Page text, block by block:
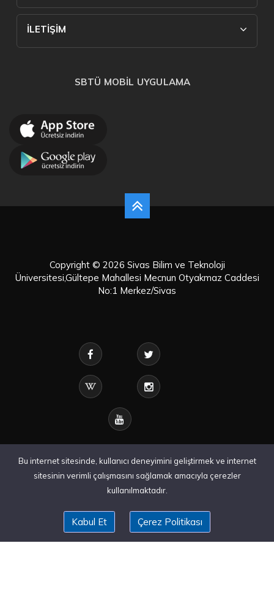
İLETİŞİM
SBTÜ MOBİL UYGULAMA
Copyright © 2026 Sivas Bilim ve Teknoloji
Üniversitesi,Gültepe Mahallesi Mecnun Otyakmaz Caddesi
No:1 Merkez/Sivas
Bu internet sitesinde, kullanıcı deneyimini geliştirmek ve internet
sitesinin verimli çalışmasını sağlamak amacıyla çerezler
kullanılmaktadır.
Kabul Et Çerez Politikası